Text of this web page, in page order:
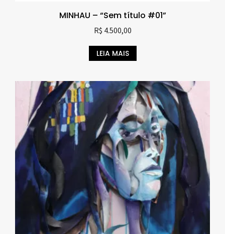
MINHAU – “Sem título #01”
R$ 4.500,00
LEIA MAIS